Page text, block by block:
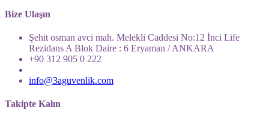
Bize Ulaşın
Şehit osman avci mah. Melekli Caddesi No:12 İnci Life
Rezidans A Blok Daire : 6 Eryaman / ANKARA
+90 312 905 0 222
info@3aguvenlik.com
Takipte Kalın